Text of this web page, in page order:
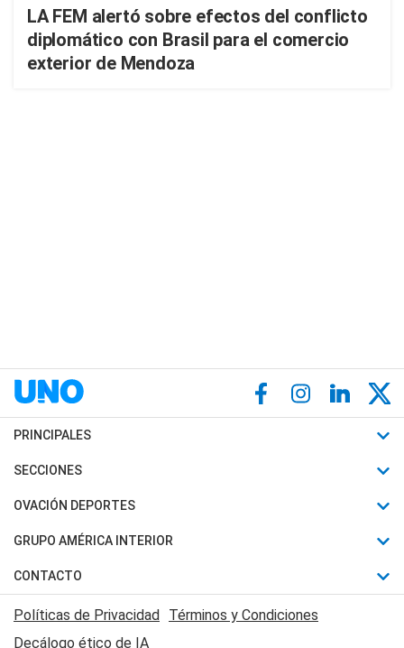
LA FEM alertó sobre efectos del conflicto
diplomático con Brasil para el comercio
exterior de Mendoza
PRINCIPALES
Últimas Noticias
Política
Judiciales
Economia
SECCIONES
Horóscopo
Motores
Trucos caseros
Series y Películas
OVACIÓN DEPORTES
Fútbol
Mundial
Automovilismo
Rugby
GRUPO AMÉRICA INTERIOR
Canal 7 en Vivo
CONTACTO
Acerca de Nosotros
Contactanos
Políticas de Privacidad Términos y Condiciones
Decálogo ético de IA